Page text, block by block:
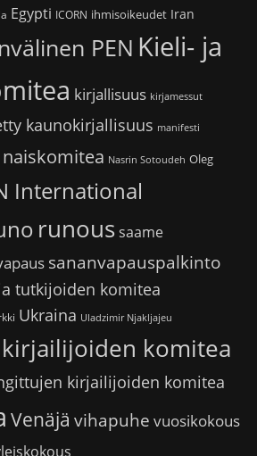
Egypti ICORN ihmisoikeudet Iran
PEN Kieli- ja
kirjallisuus kirjamessut
kaunokirjallisuus manifesti
naiskomitea Nasrin Sotoudeh Oleg
International
runoussaame
sananvapauspalkinto
tutkijoiden komitea
Ukraina Uladzimir Njakljajeu
komitea
kirjailijoiden komitea
Venäjä vihapuhe vuosikokous